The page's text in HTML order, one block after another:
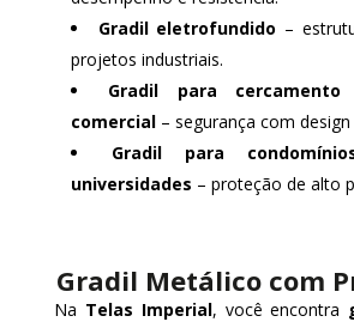
Gradil eletrofundido –
projetos industriais.
Gradil para
comercial– segurança com
Gradil para
universidades – proteção de alto
Gradil Metálico com
Na Telas Imperial, você encontra